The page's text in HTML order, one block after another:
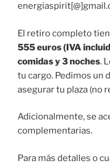
El retiro completo
555 euros (IVA
comidas y 3 noches.
tu cargo. Pedimos un
asegurar tu plaza (no
Adicionalmente, se
complementarias.
Para más detalles o